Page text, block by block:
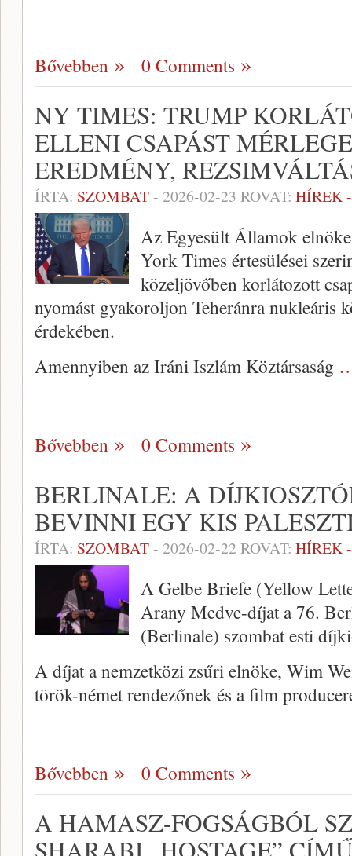
Bővebben 0 Comments
NY TIMES: TRUMP
ELLENI CSAPÁST
EREDMÉNY,
ÍRTA: SZOMBAT- 2026-02-23 ROVAT: HÍREK
Az Egyesült Államok
York Times értesülései
közeljövőben korlátozott
nyomást gyakoroljon Teheránra nukleáris
érdekében.
Amennyiben az Iráni Iszlám Köztársaság
Bővebben 0 Comments
BERLINALE: A
BEVINNI EGY KIS
ÍRTA: SZOMBAT- 2026-02-22 ROVAT: HÍREK
A Gelbe Briefe (Yellow
Arany Medve-díjat a 76.
(Berlinale) szombat esti
A díjat a nemzetközi zsűri elnöke, Wim
török-német rendezőnek és a film
Bővebben 0 Comments
A HAMASZ-FOGSÁGBÓL